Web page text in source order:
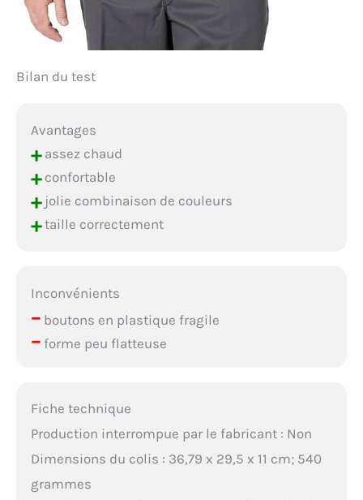
Bilan du test
Avantages
+assez chaud
+confortable
+jolie combinaison de couleurs
+taille correctement
Inconvénients
–boutons en plastique fragile
–forme peu flatteuse
Fiche technique
Production interrompue par le fabricant : Non
Dimensions du colis : 36,79 x 29,5 x 11 cm; 540
grammes